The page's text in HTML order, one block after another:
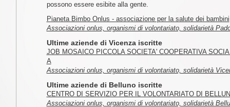
possono essere esibite alla gente.
Pianeta Bimbo Onlus - associazione per la salute dei bambini
Associazioni onlus, organismi di volontariato, solidarietà
Ultime aziende di Vicenza iscritte
JOB MOSAICO PICCOLA SOCIETA' COOPERATIVA
A
Associazioni onlus, organismi di volontariato, solidarietà
Ultime aziende di Belluno iscritte
CENTRO DI SERVIZIO PER IL VOLONTARIATO DI
Associazioni onlus, organismi di volontariato, solidarietà